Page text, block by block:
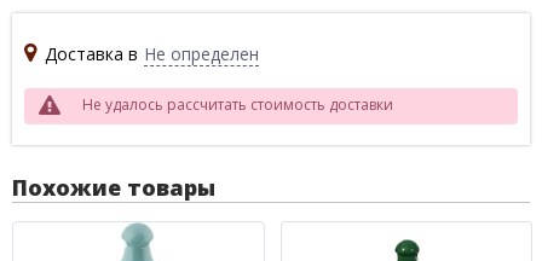
Доставка в Не определен
Не удалось рассчитать стоимость доставки
Похожие товары